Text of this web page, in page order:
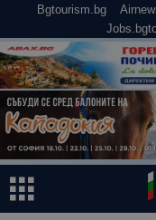
Bgtourism.bg